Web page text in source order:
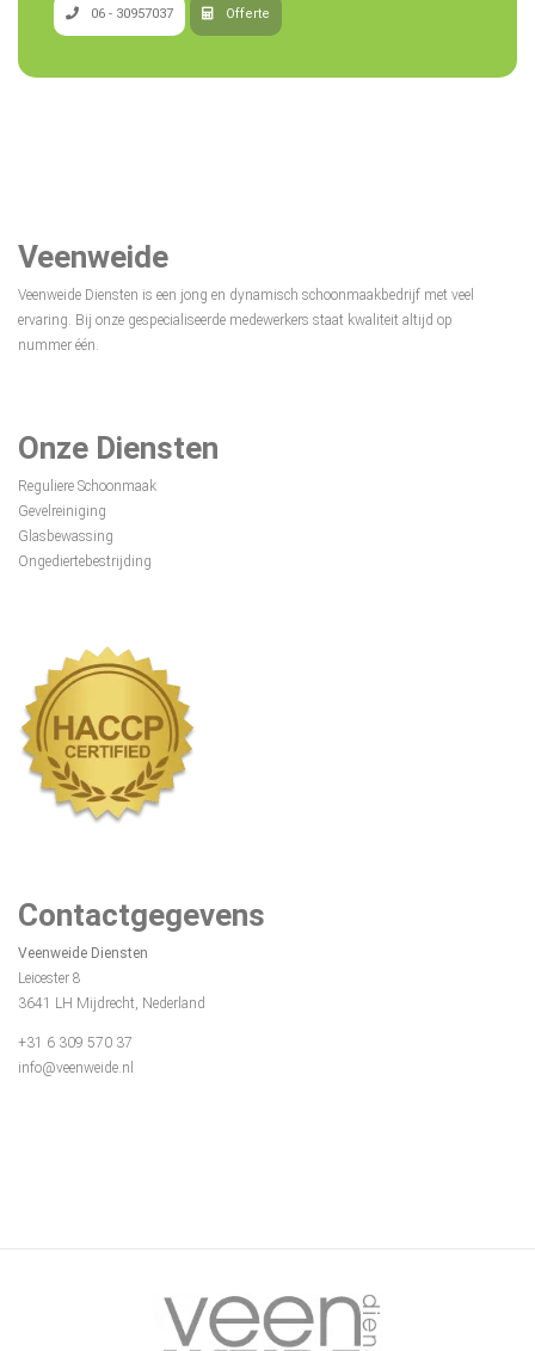
06 - 30957037 Offerte
Veenweide
Veenweide Diensten is een jong en dynamisch schoonmaakbedrijf met veel
ervaring. Bij onze gespecialiseerde medewerkers staat kwaliteit altijd op
nummer één.
Onze Diensten
Reguliere Schoonmaak
Gevelreiniging
Glasbewassing
Ongediertebestrijding
Contactgegevens
Veenweide Diensten
Leicester 8
3641 LH Mijdrecht, Nederland
+31 6 309 570 37
info@veenweide.nl